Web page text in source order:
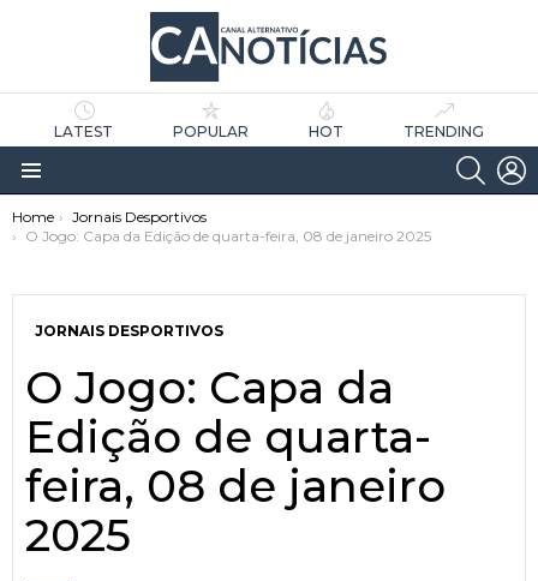
LATEST POPULAR HOT TRENDING
Menu
You are here:
Home
Jornais Desportivos
O Jogo: Capa da Edição de quarta-feira, 08 de janeiro 2025
JORNAIS DESPORTIVOS
O Jogo: Capa da
Edição de quarta-
feira, 08 de janeiro
2025